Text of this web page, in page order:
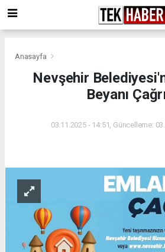
Anasayfa
Nevşehir
Beyanı
03.11.2025 - 14:51, Güncelleme: